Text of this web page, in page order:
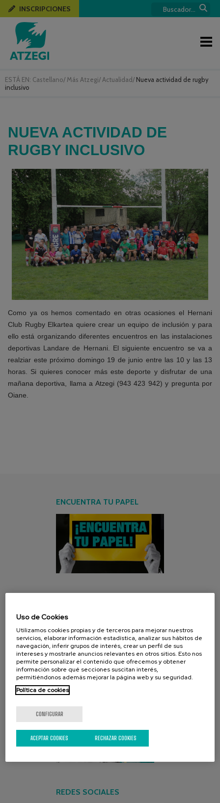
ESTÁ EN: Castellano/ Más Atzegi/ Actualidad/ Nueva actividad de rugby
inclusivo
INSCRIPCIONES
NUEVA ACTIVIDAD DE
RUGBY INCLUSIVO
Como ya os hemos comentado en otras ocasiones el Hernani
Club Rugby Elkartea quiere crear un equipo de inclusión y para
ello está organizando diferentes encuentros en las instalaciones
deportivas Landare de Hernani. El siguiente encuentro se va a
realziar este próximo domingo 19 de junio entre las 10 y las 13
horas. Si quieres conocer más este deporte y disfrutar de una
mañana deportiva, llama a Atzegi (943 423 942) y pregunta por
Oiane.
ENCUENTRA TU PAPEL
REDES SOCIALES
Uso de Cookies
Utilizamos cookies propias y de terceros para mejorar nuestros
servicios, elaborar información estadística, analizar sus hábitos de
navegación, inferir grupos de interés, crear un perfil de sus
intereses y mostrarle anuncios relevantes en otros sitios. Esto nos
permite personalizar el contenido que ofrecemos y obtener
información sobre qué secciones suscitan interés,
permitiéndonos además mejorar la página web y su seguridad.
Política de cookies
CONFIGURAR
RECHAZAR COOKIES
ACEPTAR COOKIES